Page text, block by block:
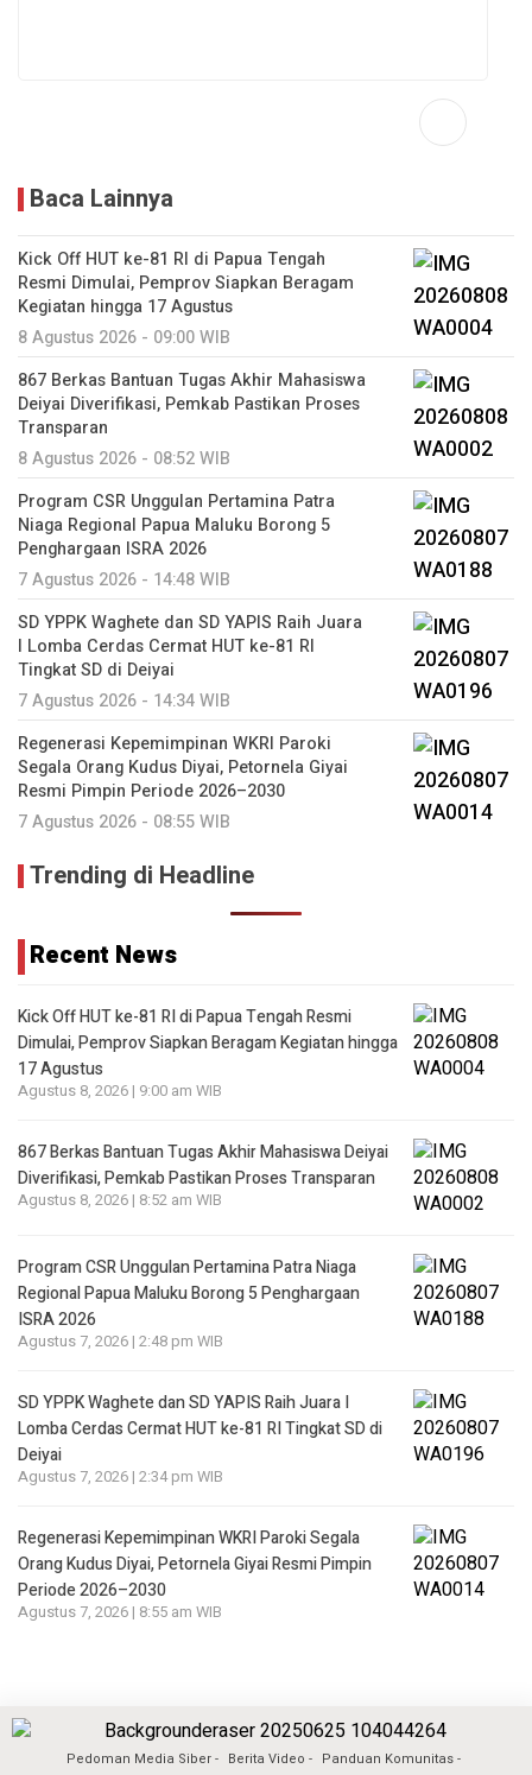
Baca Lainnya
Kick Off HUT ke-81 RI di Papua Tengah
Resmi Dimulai, Pemprov Siapkan Beragam
Kegiatan hingga 17 Agustus
8 Agustus 2026 - 09:00 WIB
867 Berkas Bantuan Tugas Akhir Mahasiswa
Deiyai Diverifikasi, Pemkab Pastikan Proses
Transparan
8 Agustus 2026 - 08:52 WIB
Program CSR Unggulan Pertamina Patra
Niaga Regional Papua Maluku Borong 5
Penghargaan ISRA 2026
7 Agustus 2026 - 14:48 WIB
SD YPPK Waghete dan SD YAPIS Raih Juara
I Lomba Cerdas Cermat HUT ke-81 RI
Tingkat SD di Deiyai
7 Agustus 2026 - 14:34 WIB
Regenerasi Kepemimpinan WKRI Paroki
Segala Orang Kudus Diyai, Petornela Giyai
Resmi Pimpin Periode 2026–2030
7 Agustus 2026 - 08:55 WIB
Trending di Headline
Recent News
Kick Off HUT ke-81 RI di Papua Tengah Resmi
Dimulai, Pemprov Siapkan Beragam Kegiatan hingga
17 Agustus
Agustus 8, 2026 | 9:00 am WIB
867 Berkas Bantuan Tugas Akhir Mahasiswa Deiyai
Diverifikasi, Pemkab Pastikan Proses Transparan
Agustus 8, 2026 | 8:52 am WIB
Program CSR Unggulan Pertamina Patra Niaga
Regional Papua Maluku Borong 5 Penghargaan
ISRA 2026
Agustus 7, 2026 | 2:48 pm WIB
SD YPPK Waghete dan SD YAPIS Raih Juara I
Lomba Cerdas Cermat HUT ke-81 RI Tingkat SD di
Deiyai
Agustus 7, 2026 | 2:34 pm WIB
Regenerasi Kepemimpinan WKRI Paroki Segala
Orang Kudus Diyai, Petornela Giyai Resmi Pimpin
Periode 2026–2030
Agustus 7, 2026 | 8:55 am WIB
Pedoman Media Siber Berita Video Panduan Komunitas